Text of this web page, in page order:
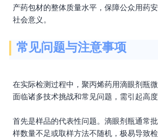
产药包材的整体质量水平，保障公众用药
社会意义。
常见问题与注意事项
在实际检测过程中，聚丙烯药用滴眼剂瓶
面临诸多技术挑战和常见问题，需引起高度
首先是样品的代表性问题。滴眼剂瓶通常
样数量不足或取样方法不随机，极易导致